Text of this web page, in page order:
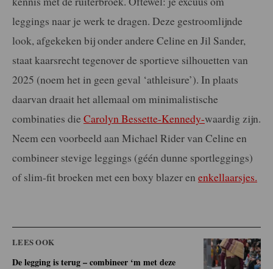
leggings naar je werk te dragen. Deze gestroomlijnde
look, afgekeken bij onder andere Celine en Jil Sander,
staat kaarsrecht tegenover de sportieve silhouetten van
2025 (noem het in geen geval ‘athleisure’). In plaats
daarvan draait het allemaal om minimalistische
combinaties die Carolyn Bessette-Kennedy-waardig zijn.
Neem een voorbeeld aan Michael Rider van Celine en
combineer stevige leggings (géén dunne sportleggings)
of slim-fit broeken met een boxy blazer en enkellaarsjes.
LEES OOK
De legging is terug – combineer ‘m met deze